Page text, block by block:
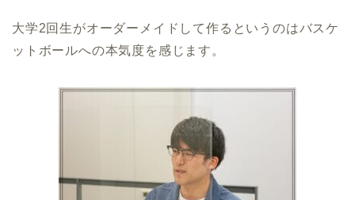
大学2回生がオーダーメイドして作るというのはバスケ
ットボールへの本気度を感じます。